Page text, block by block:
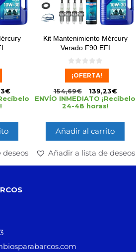
€
deseos
Kit Mantenimiento Mércury
Verado F90 EFI
0
e
5
¡OFERTA!
154,69€ 139,23€
ENVÍO INMEDIATO ¡Recíbelo
24-48 horas!
Añadir al carrito
Añadir a lista de deseos